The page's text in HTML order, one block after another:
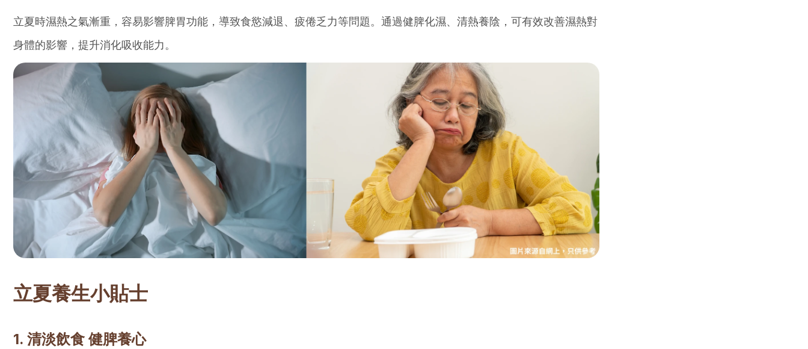
立夏時濕熱之氣漸重，容易影響脾胃功能，導致食慾減退、疲倦乏力等問題。通過健脾化濕、清熱養陰，可有效改善濕熱對
身體的影響，提升消化吸收能力。
立夏養生小貼士
1. 清淡飲食 健脾養心